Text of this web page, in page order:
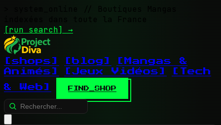
// Boutiques Mangas
indexées dans toute la France
[run search] →
[shops] [blog]
[Mangas &
Animés]
[Jeux Vidéos]
[Tech
& Web]
FIND_SHOP